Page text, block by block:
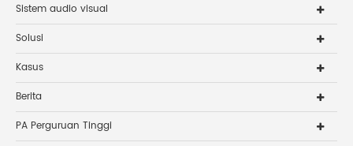
Sistem audio visual
Solusi
Kasus
Berita
PA Perguruan Tinggi